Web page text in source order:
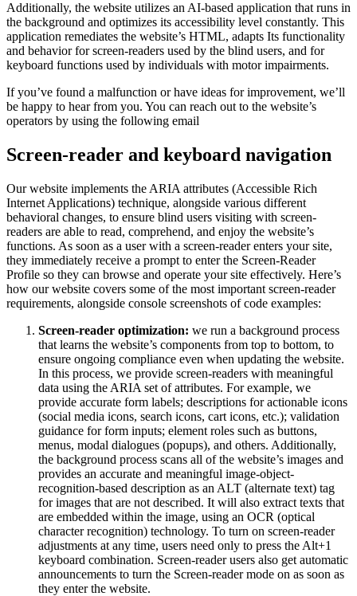
Additionally, the website utilizes an AI-based application that runs in
the background and optimizes its accessibility level constantly. This
application remediates the website’s HTML, adapts Its functionality
and behavior for screen-readers used by the blind users, and for
keyboard functions used by individuals with motor impairments.
If you’ve found a malfunction or have ideas for improvement, we’ll
be happy to hear from you. You can reach out to the website’s
operators by using the following email
Screen-reader and keyboard navigation
Our website implements the ARIA attributes (Accessible Rich
Internet Applications) technique, alongside various different
behavioral changes, to ensure blind users visiting with screen-
readers are able to read, comprehend, and enjoy the website’s
functions. As soon as a user with a screen-reader enters your site,
they immediately receive a prompt to enter the Screen-Reader
Profile so they can browse and operate your site effectively. Here’s
how our website covers some of the most important screen-reader
requirements, alongside console screenshots of code examples:
Screen-reader optimization: we run a background process
that learns the website’s components from top to bottom, to
ensure ongoing compliance even when updating the website.
In this process, we provide screen-readers with meaningful
data using the ARIA set of attributes. For example, we
provide accurate form labels; descriptions for actionable icons
(social media icons, search icons, cart icons, etc.); validation
guidance for form inputs; element roles such as buttons,
menus, modal dialogues (popups), and others. Additionally,
the background process scans all of the website’s images and
provides an accurate and meaningful image-object-
recognition-based description as an ALT (alternate text) tag
for images that are not described. It will also extract texts that
are embedded within the image, using an OCR (optical
character recognition) technology. To turn on screen-reader
adjustments at any time, users need only to press the Alt+1
keyboard combination. Screen-reader users also get automatic
announcements to turn the Screen-reader mode on as soon as
they enter the website.